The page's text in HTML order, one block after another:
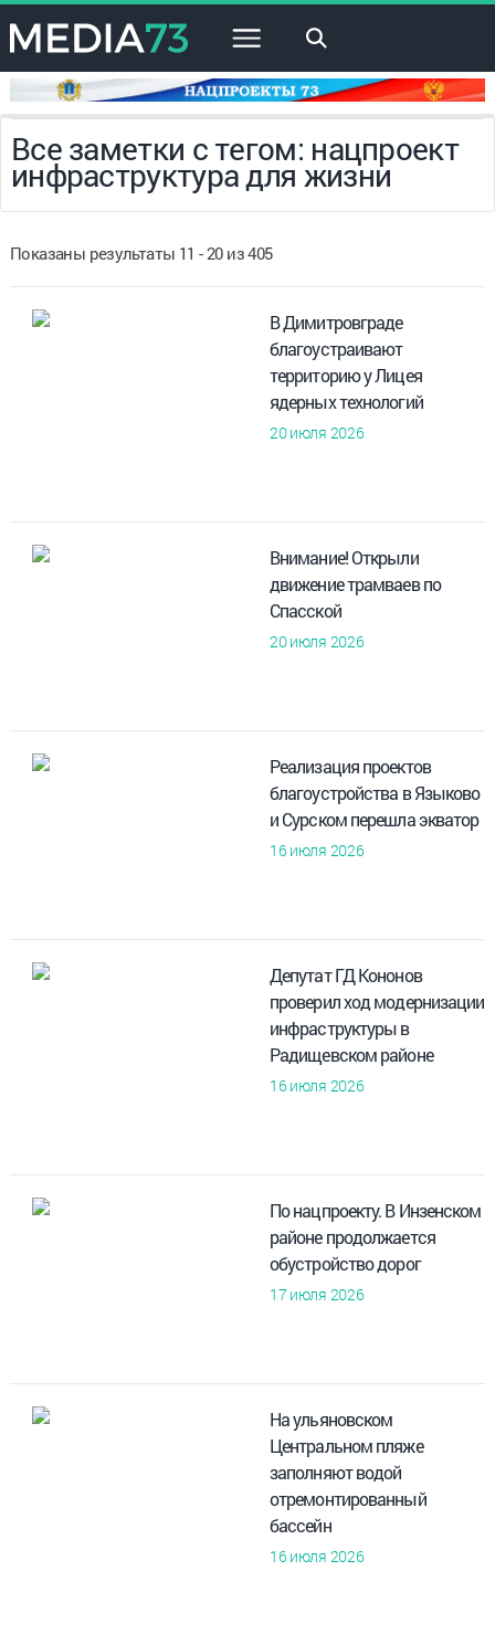
×
Все заметки с тегом: нацпроект
инфраструктура для жизни
Показаны результаты 11 - 20 из 405
В Димитровграде
благоустраивают
территорию у Лицея
ядерных технологий
20 июля 2026
Внимание! Открыли
движение трамваев по
Спасской
20 июля 2026
Реализация проектов
благоустройства в Языково
и Сурском перешла экватор
16 июля 2026
Депутат ГД Кононов
проверил ход модернизации
инфраструктуры в
Радищевском районе
16 июля 2026
По нацпроекту. В Инзенском
районе продолжается
обустройство дорог
17 июля 2026
На ульяновском
Центральном пляже
заполняют водой
отремонтированный
бассейн
16 июля 2026